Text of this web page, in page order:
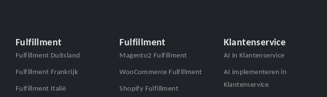
Fulfillment
Fulfillment Duitsland
Fulfillment Frankrijk
Fulfillment Italië
Fulfillment
Magento2 Fulfillment
WooCommerce Fulfillment
Shopify Fulfillment
Klantenservice
AI in Klantenservice
AI implementeren in
Klantenservice